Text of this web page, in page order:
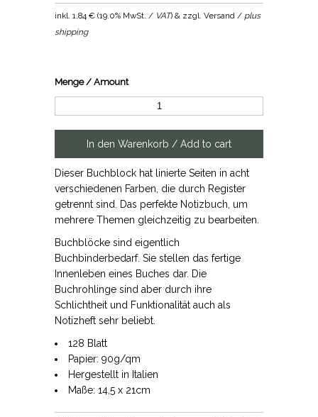
inkl.1,84 € (19.0% MwSt. / VAT) & zzgl. Versand / plus
shipping
Menge / Amount
Dieser Buchblock hat linierte Seiten in acht
verschiedenen Farben, die durch Register
getrennt sind. Das perfekte Notizbuch, um
mehrere Themen gleichzeitig zu bearbeiten.
Buchblöcke sind eigentlich
Buchbinderbedarf. Sie stellen das fertige
Innenleben eines Buches dar. Die
Buchrohlinge sind aber durch ihre
Schlichtheit und Funktionalität auch als
Notizheft sehr beliebt.
128 Blatt
Papier: 90g/qm
Hergestellt in Italien
Maße: 14,5 x 21cm